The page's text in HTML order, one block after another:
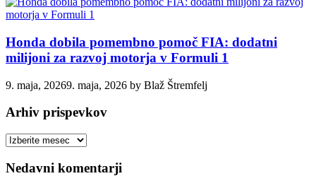
Honda dobila pomembno pomoč FIA: dodatni
milijoni za razvoj motorja v Formuli 1
9. maja, 20269. maja, 2026 by Blaž Štremfelj
Arhiv prispevkov
Arhiv
Nedavni komentarji